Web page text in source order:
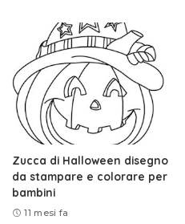
Zucca di Halloween disegno
da stampare e colorare per
bambini
11 mesi fa